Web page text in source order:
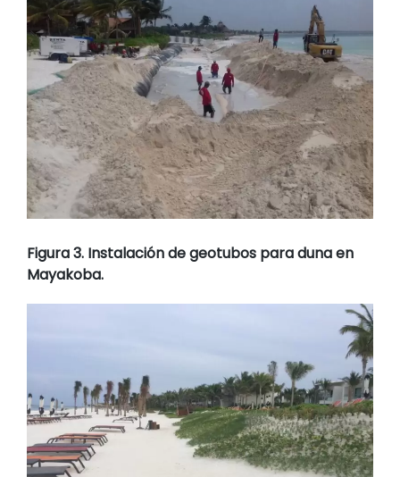
Figura 3. Instalación de geotubos para duna en
Mayakoba.